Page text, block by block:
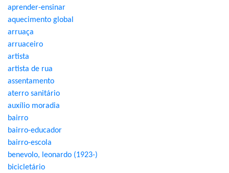
aprender-ensinar
aquecimento global
arruaça
arruaceiro
artista
artista de rua
assentamento
aterro sanitário
auxílio moradia
bairro
bairro-educador
bairro-escola
benevolo, leonardo (1923-)
bicicletário